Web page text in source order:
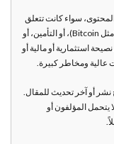
سواء كانت تتعلق
بالأسهم (مثل Tesla أو NVIDIA)، أو العملات المشفرة (مثل Bitcoin)، أو التأمين، أو
استثمارية أو مالية أو
عالية ومخاطر كبيرة.
نشر أو آخر تحديث للمقال.
يتحمل المؤلفون أو